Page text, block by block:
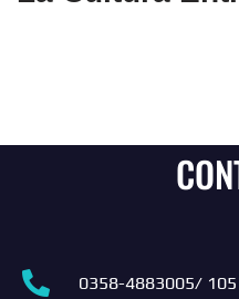
0358-4883005/ 105